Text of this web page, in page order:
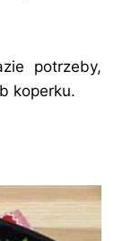
potrzeby,
koperku.